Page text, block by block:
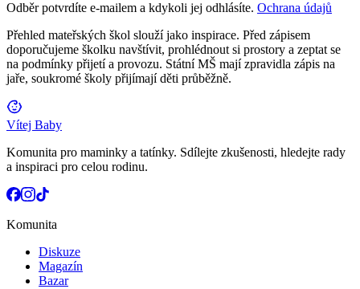
Odběr potvrdíte e-mailem a kdykoli jej odhlásíte. Ochrana údajů
Přehled mateřských škol slouží jako inspirace. Před zápisem
doporučujeme školku navštívit, prohlédnout si prostory a zeptat se
na podmínky přijetí a provozu. Státní MŠ mají zpravidla zápis na
jaře, soukromé školy přijímají děti průběžně.
Vítej Baby
Komunita pro maminky a tatínky. Sdílejte zkušenosti, hledejte rady
a inspiraci pro celou rodinu.
Komunita
Diskuze
Magazín
Bazar